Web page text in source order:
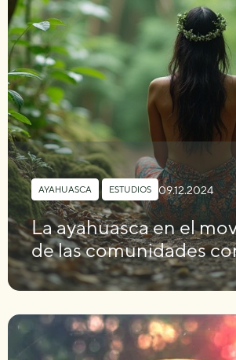
AYAHUASCA , ESTUDIOS 09.12.2024
La ayahuasca en el
de las comunidades